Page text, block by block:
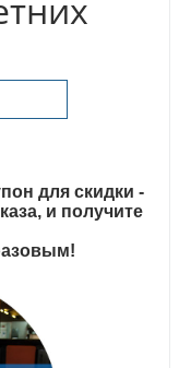
для скидки -
и получите